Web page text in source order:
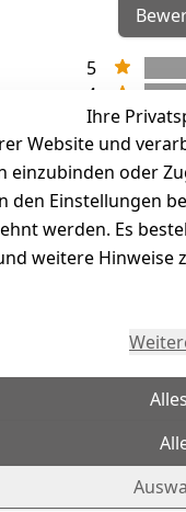
5
4
3
2
1
Ihre
Website und
oder
den
werden. Es
weitere Hinweise